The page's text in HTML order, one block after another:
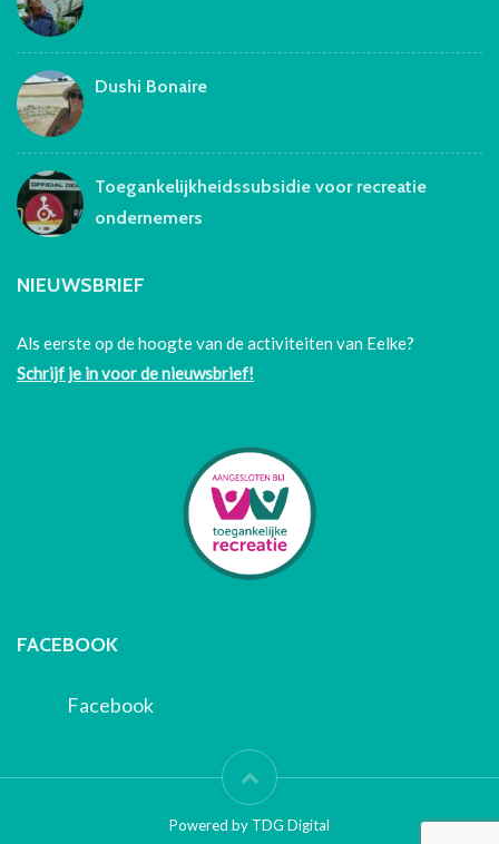
Dushi Bonaire
Toegankelijkheidssubsidie voor recreatie
ondernemers
NIEUWSBRIEF
Als eerste op de hoogte van de activiteiten van Eelke?
Schrijf je in voor de nieuwsbrief!
FACEBOOK
Facebook
Powered by TDG Digital